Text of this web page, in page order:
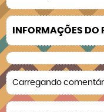
INFORMAÇÕES DO
Carregando